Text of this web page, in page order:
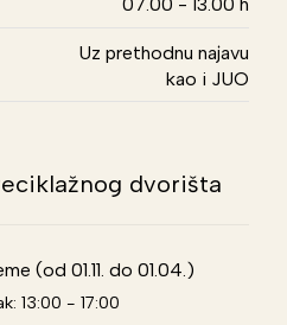
07.00 - 13.00 h
Uz prethodnu najavu
kao i JUO
dvorišta
(od 01.11. do 01.04.)
13:00 - 17:00